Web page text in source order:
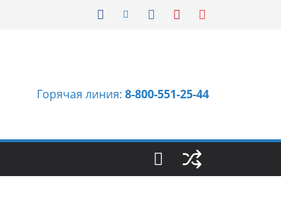
Горячая линия: 8-800-551-25-44